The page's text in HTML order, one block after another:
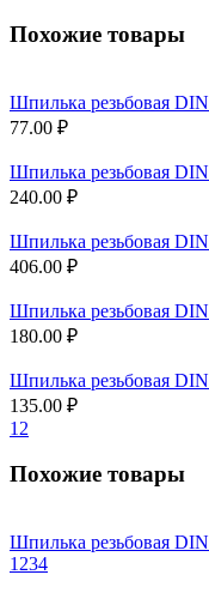
Похожие товары
Шпилька резьбовая
77.00 ₽
Шпилька резьбовая
240.00 ₽
Шпилька резьбовая
406.00 ₽
Шпилька резьбовая
180.00 ₽
Шпилька резьбовая
135.00 ₽
1 2
Похожие товары
Шпилька резьбовая
1 234